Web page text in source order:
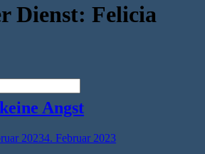
Dienst: Felicia
Angst
20234. Februar 2023